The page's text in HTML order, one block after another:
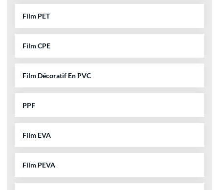
Film PET
Film CPE
Film Décoratif En PVC
PPF
Film EVA
Film PEVA